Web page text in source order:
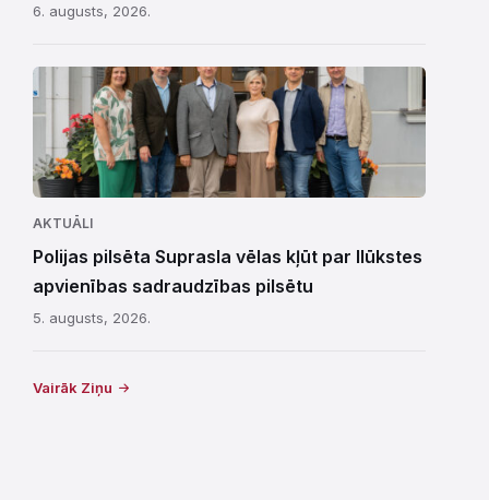
6. augusts, 2026.
AKTUĀLI
Polijas pilsēta Suprasla vēlas kļūt par Ilūkstes
apvienības sadraudzības pilsētu
5. augusts, 2026.
Vairāk Ziņu